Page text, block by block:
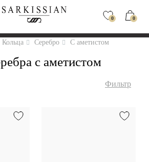
0 0
Кольца Серебро С аметистом
с аметистом
Фильтр